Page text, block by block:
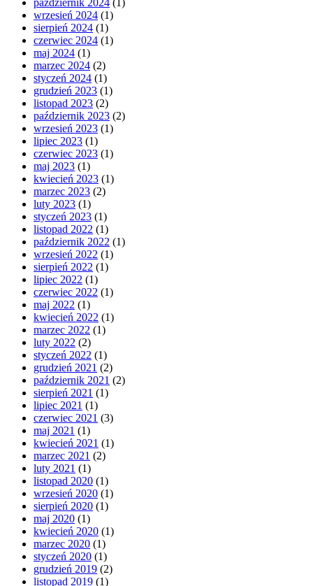
październik 2024 (1)
wrzesień 2024 (1)
sierpień 2024 (1)
czerwiec 2024 (1)
maj 2024 (1)
marzec 2024 (2)
styczeń 2024 (1)
grudzień 2023 (1)
listopad 2023 (2)
październik 2023 (2)
wrzesień 2023 (1)
lipiec 2023 (1)
czerwiec 2023 (1)
maj 2023 (1)
kwiecień 2023 (1)
marzec 2023 (2)
luty 2023 (1)
styczeń 2023 (1)
listopad 2022 (1)
październik 2022 (1)
wrzesień 2022 (1)
sierpień 2022 (1)
lipiec 2022 (1)
czerwiec 2022 (1)
maj 2022 (1)
kwiecień 2022 (1)
marzec 2022 (1)
luty 2022 (2)
styczeń 2022 (1)
grudzień 2021 (2)
październik 2021 (2)
sierpień 2021 (1)
lipiec 2021 (1)
czerwiec 2021 (3)
maj 2021 (1)
kwiecień 2021 (1)
marzec 2021 (2)
luty 2021 (1)
listopad 2020 (1)
wrzesień 2020 (1)
sierpień 2020 (1)
maj 2020 (1)
kwiecień 2020 (1)
marzec 2020 (1)
styczeń 2020 (1)
grudzień 2019 (2)
listopad 2019 (1)